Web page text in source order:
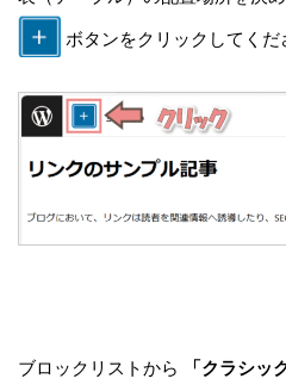
ボタンをクリックしてくだ
ブロックリストから 「クラシッ